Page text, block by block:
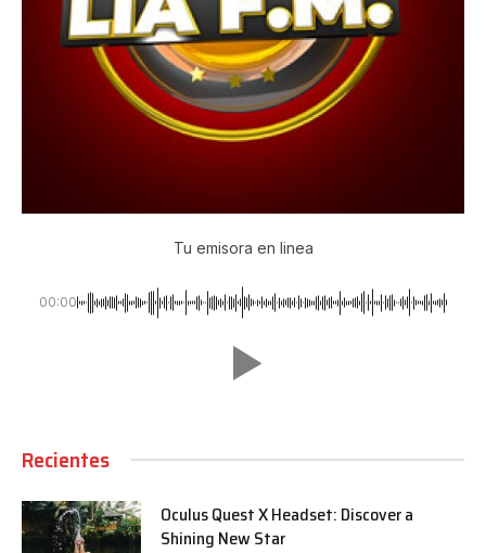
Tu emisora en linea
00:00
Recientes
Oculus Quest X Headset: Discover a
Shining New Star